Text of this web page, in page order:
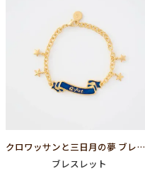
クロワッサンと三日月の夢 ブレスレット
ブレスレット